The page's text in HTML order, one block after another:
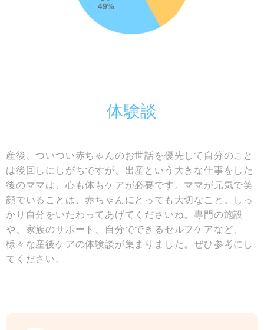
体験談
産後、ついつい赤ちゃんのお世話を優先して自分のこと
は後回しにしがちですが、出産という大きな仕事をした
後のママは、心も体もケアが必要です。ママが元気で笑
顔でいることは、赤ちゃんにとっても大切なこと。しっ
かり自分をいたわってあげてくださいね。専門の施設
や、家族のサポート、自分でできるセルフケアなど、
様々な産後ケアの体験談が集まりました。ぜひ参考にし
てください。